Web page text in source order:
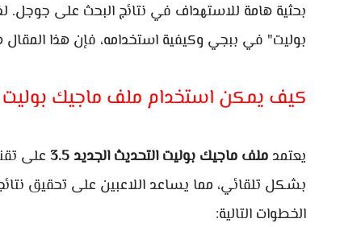
بحثية هامة للاستهداف في نتائج البحث على
بوليت" في ببجي وكيفية استخدامه، فإن هذا المقال
كيف يمكن استخدام ملف ماجيك
يعتمد ملف ماجيك بوليت التحديث الجديد 3.5
على
بشكل تلقائي، مما يساعد اللاعبين على تحقيق
الخطوات التالية: